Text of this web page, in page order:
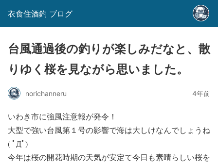
衣食住酒釣 ブログ
台風通過後の釣りが楽しみだなと、散
りゆく桜を見ながら思いました。
norichanneru 4年前
いわき市に強風注意報が発令！
大型で強い台風第１号の影響で海は大しけなんでしょうね
( ﾟДﾟ)
今年は桜の開花時期の天気が安定て今日も素晴らしい桜を